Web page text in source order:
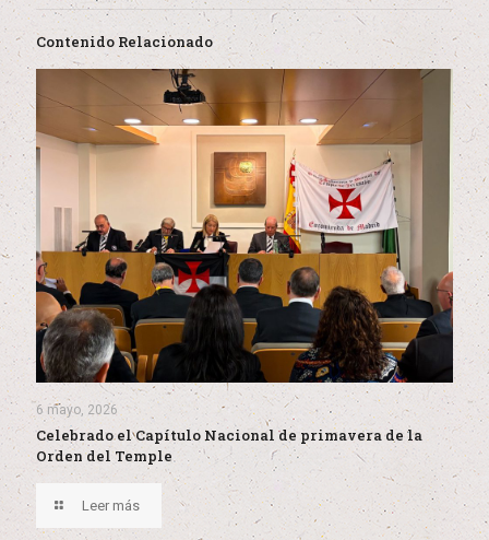
Contenido Relacionado
6 mayo, 2026
Celebrado el Capítulo Nacional de primavera de la
Orden del Temple
Leer más